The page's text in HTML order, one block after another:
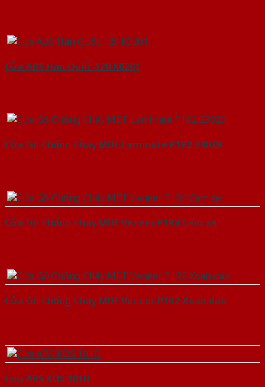
Cửa ABS Hàn Quốc 120 K0201
Cửa Gỗ Chống Cháy MDF Laminate P1R2 23029
Cửa Gỗ Chống Cháy MDF Veneer P1R4 Cam xe
Cửa Gỗ Chống Cháy MDF Veneer P1R2 Xoan dao
Cửa ABS KOS 101D